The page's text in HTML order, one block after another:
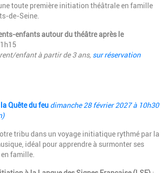
toute première initiation théâtrale en famille
de-Seine.
enfants autour du théâtre après le
enfantà partir de 3 ans, sur réservation
Quête du feu dimanche 28 février 2027 à 10h30
tribu dans un voyage initiatique rythmé par la
idéal pour apprendre à surmonter ses
famille.